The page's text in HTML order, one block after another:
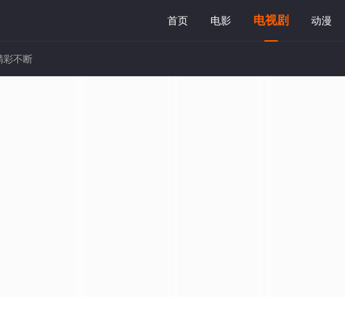
首页 电影 电视剧 动漫